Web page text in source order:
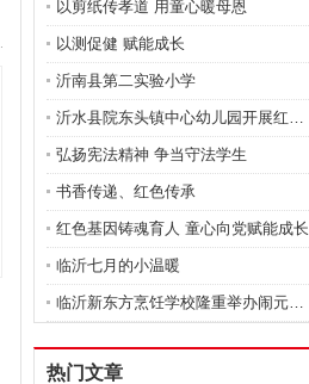
以剪纸传孝道 用童心暖母恩
以测促健 赋能成长
沂南县第二实验小学 ​
沂水县院东头镇中心幼儿园开展红色绘本讲读活动
弘扬宪法精神 争当守法学生
书香传递、红色传承
红色基因铸魂育人 童心向党赋能成长
临沂七月的小温暖
临沂新东方烹饪学校隆重举办闹元宵美食品鉴会
热门文章